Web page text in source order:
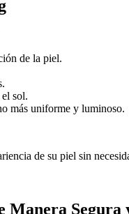
de la piel.
sol.
más uniforme y luminoso.
de su piel sin
Manera Segura